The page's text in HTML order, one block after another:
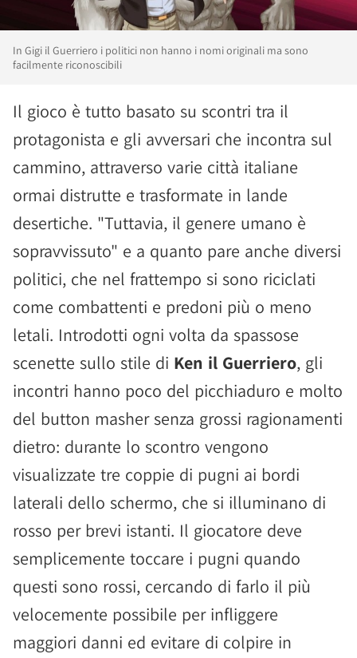
In Gigi il Guerriero i politici non hanno i nomi originali ma sono
facilmente riconoscibili
Il gioco è tutto basato su scontri tra il
protagonista e gli avversari che incontra sul
cammino, attraverso varie città italiane
ormai distrutte e trasformate in lande
desertiche. "Tuttavia, il genere umano è
sopravvissuto" e a quanto pare anche diversi
politici, che nel frattempo si sono riciclati
come combattenti e predoni più o meno
letali. Introdotti ogni volta da spassose
scenette sullo stile di Ken il Guerriero, gli
incontri hanno poco del picchiaduro e molto
del button masher senza grossi ragionamenti
dietro: durante lo scontro vengono
visualizzate tre coppie di pugni ai bordi
laterali dello schermo, che si illuminano di
rosso per brevi istanti. Il giocatore deve
semplicemente toccare i pugni quando
questi sono rossi, cercando di farlo il più
velocemente possibile per infliggere
maggiori danni ed evitare di colpire in